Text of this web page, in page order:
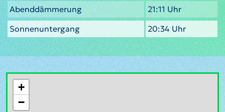
Abenddämmerung
21:11 Uhr
Sonnenuntergang
20:34 Uhr
+
−